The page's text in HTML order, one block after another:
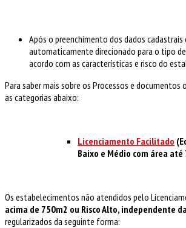
Após o preenchimento dos dados cadastrais
automaticamente direcionado para o tipo
acordo com as características e risco do
Para saber mais sobre os Processos e documentos
as categorias abaixo:
Licenciamento Facilitado
Baixo e Médio com área até
Os estabelecimentos não atendidos pelo
acima de 750m2 ou Risco Alto, independente
regularizados da seguinte forma: